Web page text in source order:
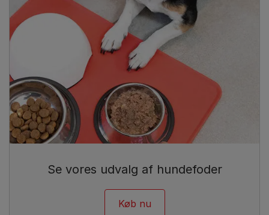
Se vores udvalg af hundefoder​
Køb nu​